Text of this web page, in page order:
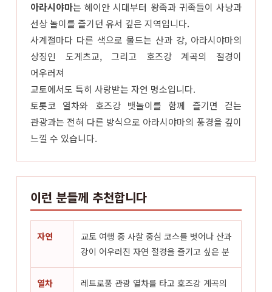
아라시야마는 헤이안 시대부터 왕족과 귀족들이 사냥과
선상 놀이를 즐기던 유서 깊은 지역입니다.
사계절마다 다른 색으로 물드는 산과 강, 아라시야마의
상징인 도게츠교, 그리고 호즈강 계곡의 절경이
어우러져
교토에서도 특히 사랑받는 자연 명소입니다.
토롯코 열차와 호즈강 뱃놀이를 함께 즐기면 걷는
관광과는 전혀 다른 방식으로 아라시야마의 풍경을 깊이
느낄 수 있습니다.
이런 분들께 추천합니다
자연
교토 여행 중 사찰 중심 코스를 벗어나 산과
강이 어우러진 자연 절경을 즐기고 싶은 분
열차
레트로풍 관광 열차를 타고 호즈강 계곡의